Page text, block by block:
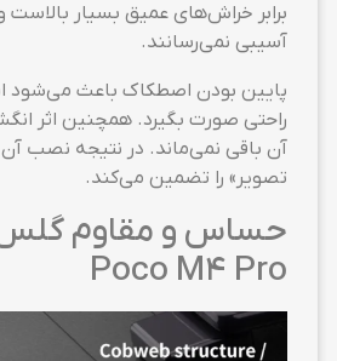
برابر خراش‌های عمیق بسیار بالاست
آسیبی نمی‌رسانند.
پایین بودن اصطکاک باعث می‌شود
راحتی صورت بگیرد. همچنین اثر
آن باقی نمی‌ماند. در نتیجه نصب
تصویر» را تضمین می‌کند.
حساس و مقاوم
Poco M4 Pro